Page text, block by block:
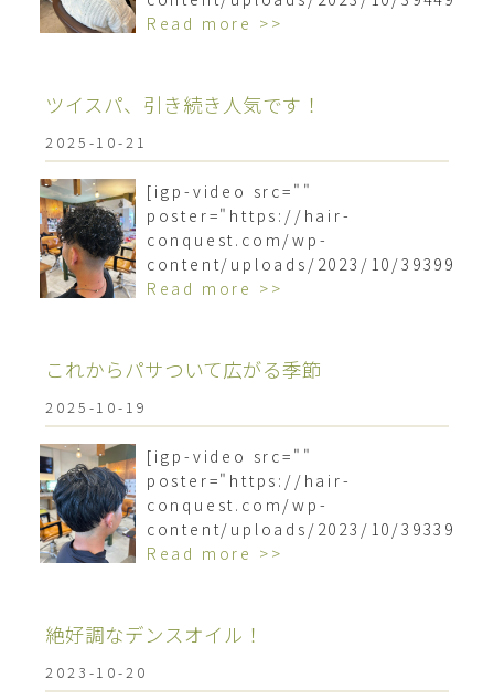
Read more >>
ツイスパ、引き続き人気です！
2025-10-21
[igp-video src=""
poster="https://hair-
conquest.com/wp-
content/uploads/2023/10/
Read more >>
これからパサついて広がる季節
2025-10-19
[igp-video src=""
poster="https://hair-
conquest.com/wp-
content/uploads/2023/10/
Read more >>
絶好調なデンスオイル！
2023-10-20